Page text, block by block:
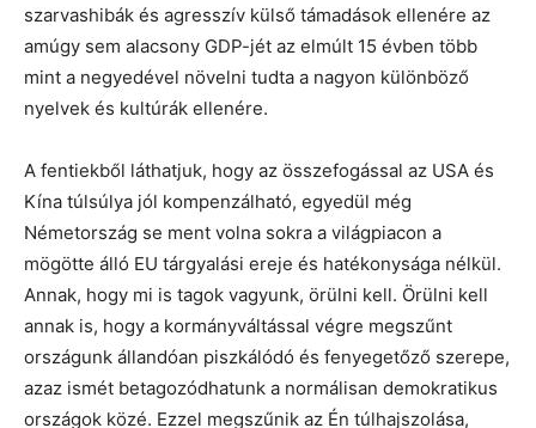
szarvashibák és agresszív külső támadások ellenére az
amúgy sem alacsony GDP-jét az elmúlt 15 évben több
mint a negyedével növelni tudta a nagyon különböző
nyelvek és kultúrák ellenére.
A fentiekből láthatjuk, hogy az összefogással az USA és
Kína túlsúlya jól kompenzálható, egyedül még
Németország se ment volna sokra a világpiacon a
mögötte álló EU tárgyalási ereje és hatékonysága nélkül.
Annak, hogy mi is tagok vagyunk, örülni kell. Örülni kell
annak is, hogy a kormányváltással végre megszűnt
országunk állandóan piszkálódó és fenyegetőző szerepe,
azaz ismét betagozódhatunk a normálisan demokratikus
országok közé. Ezzel megszűnik az Én túlhajszolása,